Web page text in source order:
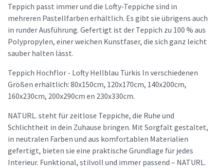
Teppich passt immer und die Lofty-Teppiche sind in
mehreren Pastellfarben erhältlich. Es gibt sie übrigens auch
in runder Ausführung. Gefertigt ist der Teppich zu 100 % aus
Polypropylen, einer weichen Kunstfaser, die sich ganz leicht
sauber halten lässt.
Teppich Hochflor - Lofty Hellblau Türkis In verschiedenen
Größen erhältlich: 80x150cm, 120x170cm, 140x200cm,
160x230cm, 200x290cm en 230x330cm.
NATURL. steht für zeitlose Teppiche, die Ruhe und
Schlichtheit in dein Zuhause bringen. Mit Sorgfalt gestaltet,
in neutralen Farben und aus komfortablen Materialien
gefertigt, bieten sie eine praktische Grundlage für jedes
Interieur. Funktional, stilvoll und immer passend – NATURL.